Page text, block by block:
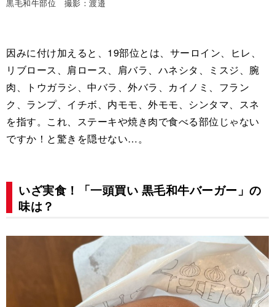
黒毛和牛部位 撮影：渡邉
因みに付け加えると、19部位とは、サーロイン、ヒレ、
リブロース、肩ロース、肩バラ、ハネシタ、ミスジ、腕
肉、トウガラシ、中バラ、外バラ、カイノミ、フラン
ク、ランプ、イチボ、内モモ、外モモ、シンタマ、スネ
を指す。これ、ステーキや焼き肉で食べる部位じゃない
ですか！と驚きを隠せない…。
いざ実食！「一頭買い 黒毛和牛バーガー」の
味は？